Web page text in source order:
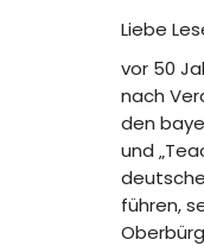
Liebe
vor 50
nach
den
und
führen,